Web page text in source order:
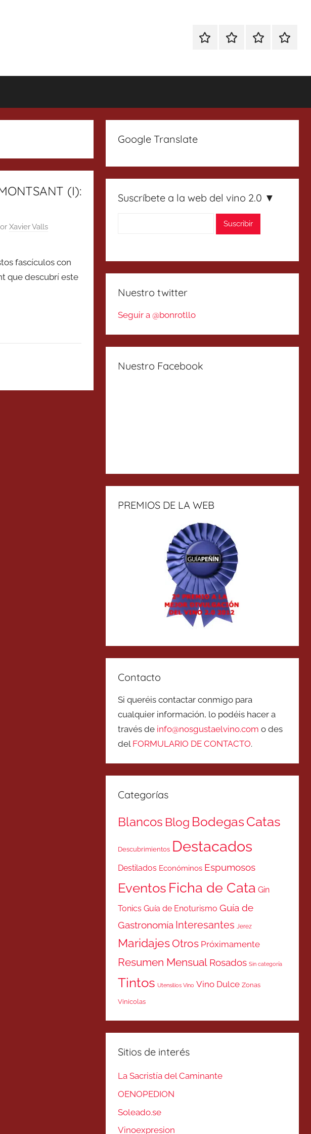
EspecialEnoturismoRanking
(I):
Xavier Valls
fascículos con
que descubrí este
Google Translate
Suscríbete a la web del vino 2.0 ▼
Nuestro twitter
Seguir a @bonrotllo
Nuestro Facebook
PREMIOS DE LA WEB
Contacto
Si queréis contactar conmigo para
cualquier información, lo podéis hacer a
través de info@nosgustaelvino.com o des
del FORMULARIO DE CONTACTO.
Categorías
Blancos Blog BodegasCatas
Descubrimientos Destacados
Destilados Económinos Espumosos
Eventos Ficha de Cata Gin
Tonics Guía de Enoturismo Guía de
Gastronomía Interesantes Jerez
MaridajesOtros Próximamente
Resumen Mensual Rosados Sin categoría
Tintos Utensilios Vino Vino Dulce Zonas
Vinicolas
Sitios de interés
La Sacristía del Caminante
OENOPEDION
Soleado.se
Vinoexpresion